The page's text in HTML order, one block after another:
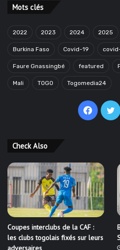
Mots clés
2022 2023 2024 2025
Burkina Faso Covid-19
Faure Gnassingbé featured
Mali TOGO Togomedia24
Check Also
Coupes interclubs de la CAF :
les clubs togolais fixés sur leurs
adversaires